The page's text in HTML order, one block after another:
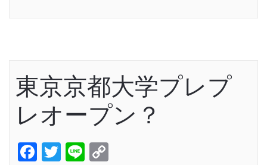
東京京都大学プレプ
レオープン？
Facebook
Twitter
Line